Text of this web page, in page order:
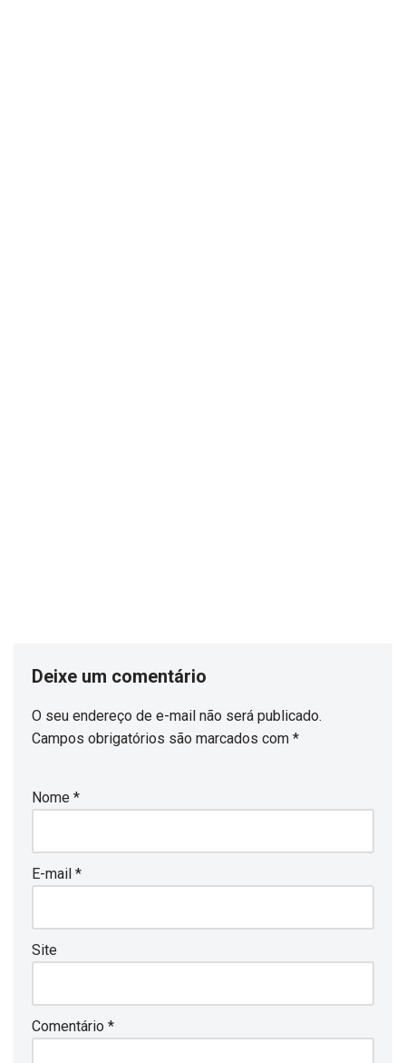
Deixe um comentário
O seu endereço de e-mail não será publicado.
Campos obrigatórios são marcados com *
Nome *
E-mail *
Site
Comentário *